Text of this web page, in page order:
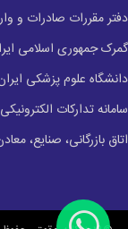
دفتر مقررات صادرات و
گمرک جمهوری اسلامی
دانشگاه علوم پزشکی
سامانه تدارکات
اتاق بازرگانی، صنایع،